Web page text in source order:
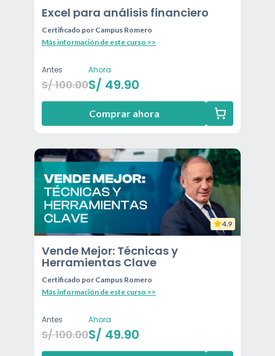
Excel para análisis financiero
Certificado por Campus Romero
Más información de este curso >>
Antes
S/100.00
Ahora
S/ 49.90
Comprar ahora
4.9
Vende Mejor: Técnicas y
Herramientas Clave
Certificado por Campus Romero
Más información de este curso >>
Antes
S/100.00
Ahora
S/ 49.90